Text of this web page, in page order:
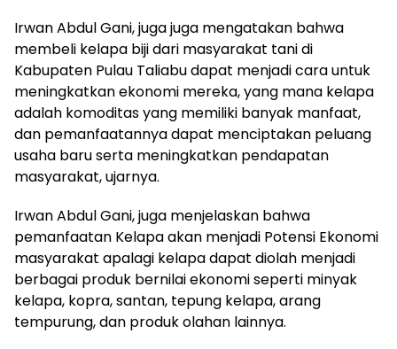
Irwan Abdul Gani, juga juga mengatakan bahwa
membeli kelapa biji dari masyarakat tani di
Kabupaten Pulau Taliabu dapat menjadi cara untuk
meningkatkan ekonomi mereka, yang mana kelapa
adalah komoditas yang memiliki banyak manfaat,
dan pemanfaatannya dapat menciptakan peluang
usaha baru serta meningkatkan pendapatan
masyarakat, ujarnya.
Irwan Abdul Gani, juga menjelaskan bahwa
pemanfaatan Kelapa akan menjadi Potensi Ekonomi
masyarakat apalagi kelapa dapat diolah menjadi
berbagai produk bernilai ekonomi seperti minyak
kelapa, kopra, santan, tepung kelapa, arang
tempurung, dan produk olahan lainnya.